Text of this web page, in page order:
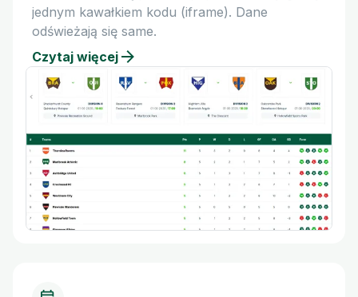
jednym kawałkiem kodu (iframe). Dane
odświeżają się same.
Czytaj więcej